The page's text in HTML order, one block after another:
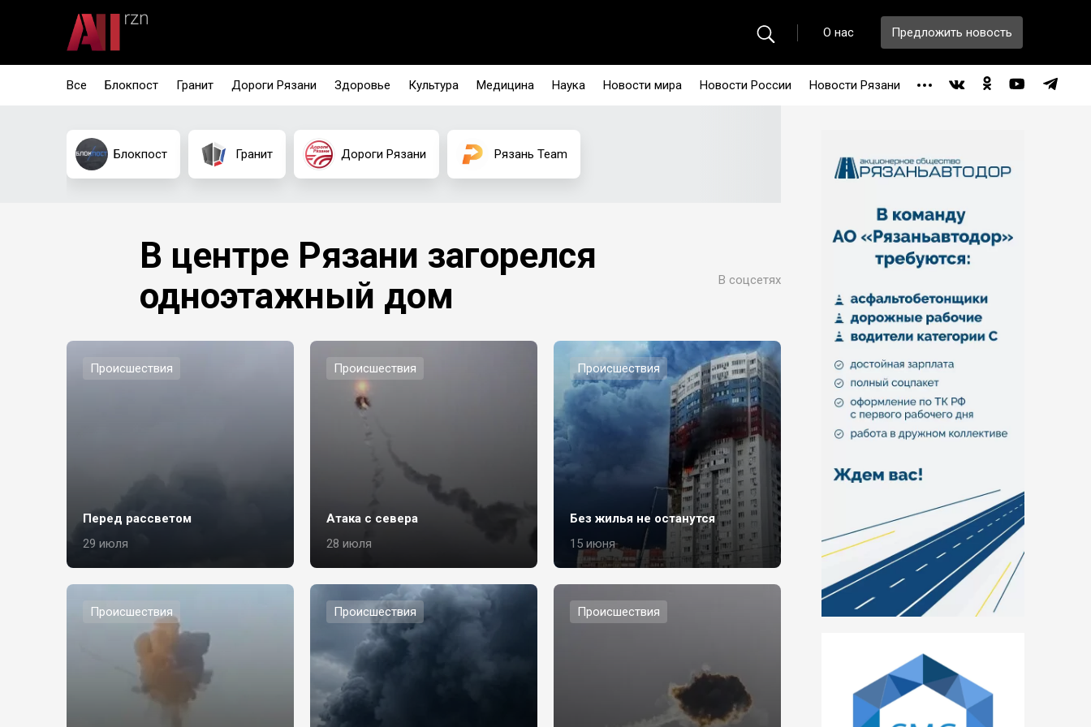
О нас Предложить новость
Все Блокпост Гранит Дороги Рязани Здоровье Культура Медицина Наука Новости мира Новости России Новости Рязани
Блокпост Гранит Дороги Рязани Рязань Team
В центре Рязани загорелся
одноэтажный дом
В соцсетях
Происшествия
Перед рассветом
29 июля
Происшествия
Атака с севера
28 июля
Происшествия
Без жилья не останутся
15 июня
Происшествия Происшествия Происшествия